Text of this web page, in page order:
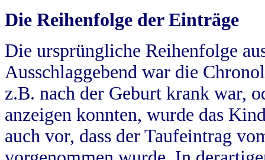
Die Reihenfolge der Einträge
Die ursprüngliche Reihenfolge
Ausschlaggebend war die
z.B. nach der Geburt krank war,
anzeigen konnten, wurde das
auch vor, dass der Taufeintrag